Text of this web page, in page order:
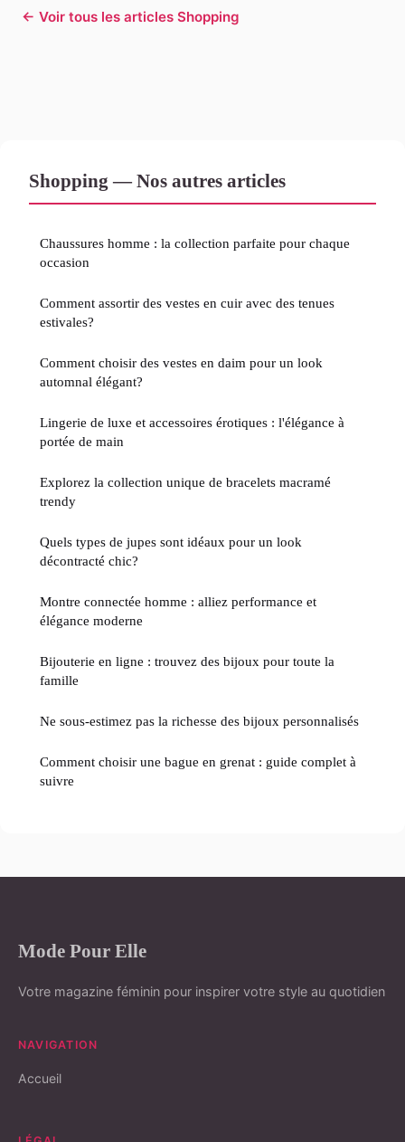
← Voir tous les articles Shopping
Shopping — Nos autres articles
Chaussures homme : la collection parfaite pour chaque
occasion
Comment assortir des vestes en cuir avec des tenues
estivales?
Comment choisir des vestes en daim pour un look
automnal élégant?
Lingerie de luxe et accessoires érotiques : l'élégance à
portée de main
Explorez la collection unique de bracelets macramé
trendy
Quels types de jupes sont idéaux pour un look
décontracté chic?
Montre connectée homme : alliez performance et
élégance moderne
Bijouterie en ligne : trouvez des bijoux pour toute la
famille
Ne sous-estimez pas la richesse des bijoux personnalisés
Comment choisir une bague en grenat : guide complet à
suivre
Mode Pour Elle
Votre magazine féminin pour inspirer votre style au quotidien
NAVIGATION
Accueil